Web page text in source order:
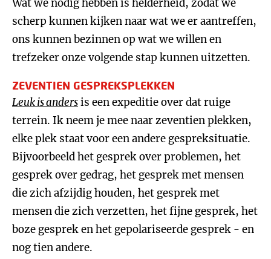
Wat we nodig hebben is helderheid, zodat we
scherp kunnen kijken naar wat we er aantreffen,
ons kunnen bezinnen op wat we willen en
trefzeker onze volgende stap kunnen uitzetten.
ZEVENTIEN GESPREKSPLEKKEN
Leuk is andersis een expeditie over dat ruige
terrein. Ik neem je mee naar zeventien plekken,
elke plek staat voor een andere gespreksituatie.
Bijvoorbeeld het gesprek over problemen, het
gesprek over gedrag, het gesprek met mensen
die zich afzijdig houden, het gesprek met
mensen die zich verzetten, het fijne gesprek, het
boze gesprek en het gepolariseerde gesprek - en
nog tien andere.